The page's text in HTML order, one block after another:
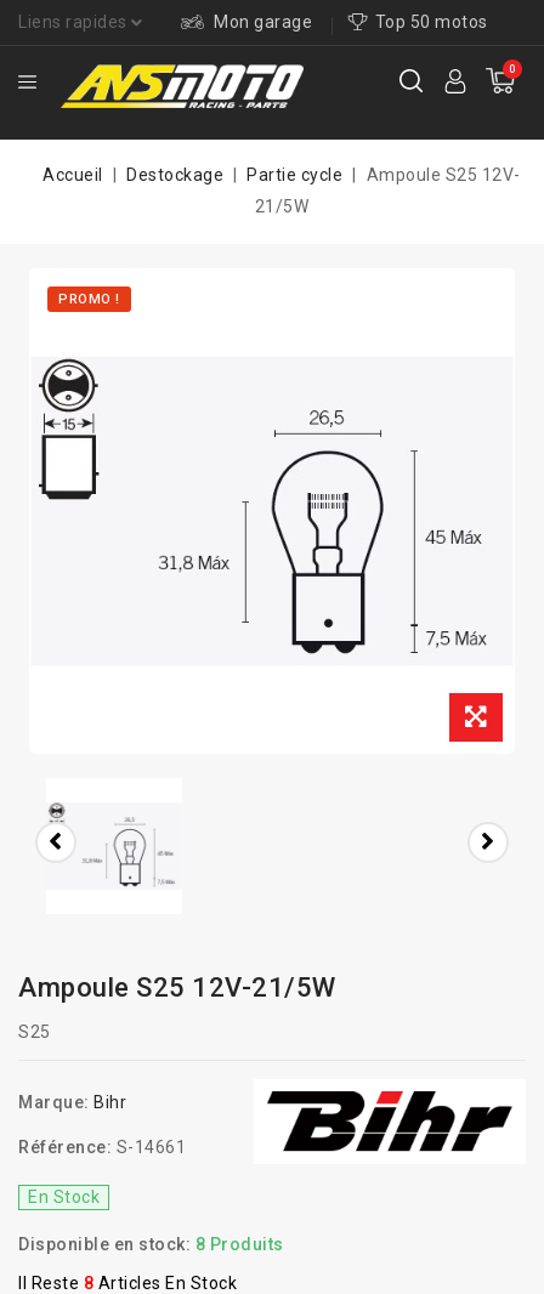
Liens rapides Mon garage Top 50 motos
0
Accueil Destockage Partie cycle
Ampoule S25 12V-
21/5W
PROMO !
Ampoule S25 12V-21/5W
S25
Marque: Bihr
Référence: S-14661
En Stock
Disponible en stock: 8 Produits
Il Reste 8 Articles En Stock